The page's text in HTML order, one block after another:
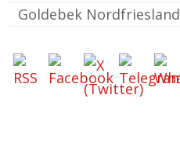
Goldebek Nordfriesland